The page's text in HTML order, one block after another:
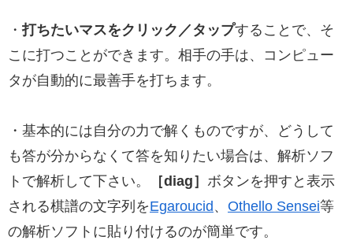
・打ちたいマスをクリック／タップすることで、そ
こに打つことができます。相手の手は、コンピュー
タが自動的に最善手を打ちます。
・基本的には自分の力で解くものですが、どうして
も答が分からなくて答を知りたい場合は、解析ソフ
トで解析して下さい。
［diag］ ボタンを押すと表示
される棋譜の文字列をEgaroucid、 Othello Sensei等
の解析ソフトに貼り付けるのが簡単です。